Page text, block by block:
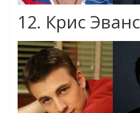
12. Крис Эванс